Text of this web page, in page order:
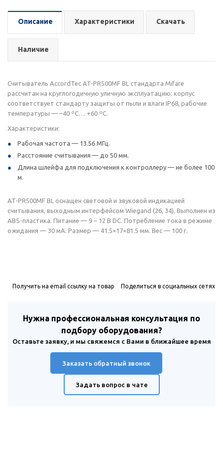
Описание Характеристики Скачать
Наличие
Считыватель AccordTec AT-PR500MF BL стандарта Mifare
рассчитан на круглогодичную уличную эксплуатацию: корпус
соответствует стандарту защиты от пыли и влаги IP68, рабочие
температуры — –40 ºС… +60 ºС.
Характеристики:
Рабочая частота — 13.56 МГц.
Расстояние считывания — до 50 мм.
Длина шлейфа для подключения к контроллеру — не более 100
м.
AT-PR500MF BL оснащен световой и звуковой индикацией
считывания, выходным интерфейсом Wiegand (26, 34). Выполнен из
ABS-пластика. Питание — 9 ~ 12 В DC. Потребление тока в режиме
ожидания — 30 мА. Размер — 41.5×17×81.5 мм. Вес — 100 г.
Получить на email ссылку на товар Поделиться в социальных сетях
Нужна профессиональная консультация по
подбору оборудования?
Оставьте заявку, и мы свяжемся с Вами в ближайшее время
Заказать обратный звонок
Задать вопрос в чате